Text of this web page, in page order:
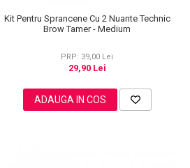
Kit Pentru Sprancene Cu 2 Nuante Technic
Brow Tamer - Medium
PRP: 39,00 Lei
29,90 Lei
ADAUGA IN COS